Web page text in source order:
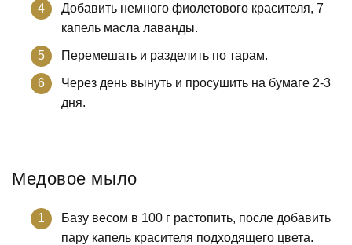
Добавить немного фиолетового красителя, 7
капель масла лаванды.
Перемешать и разделить по тарам.
Через день вынуть и просушить на бумаге 2-3
дня.
Медовое мыло
Базу весом в 100 г растопить, после добавить
пару капель красителя подходящего цвета.